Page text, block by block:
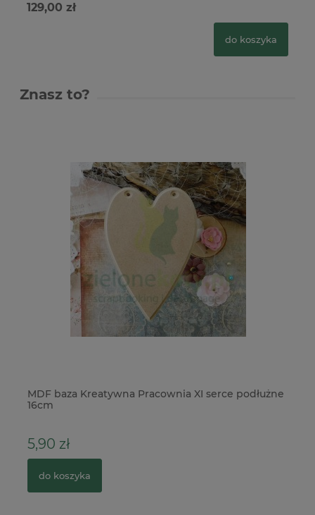
129,00 zł
do koszyka
Znasz to?
MDF baza Kreatywna Pracownia XI serce podłużne
16cm
5,90 zł
do koszyka